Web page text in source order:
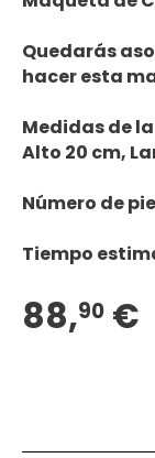
Quedarás
hacer esta
Medidas de
Alto 20 cm,
Número de
Tiempo
88,90 €